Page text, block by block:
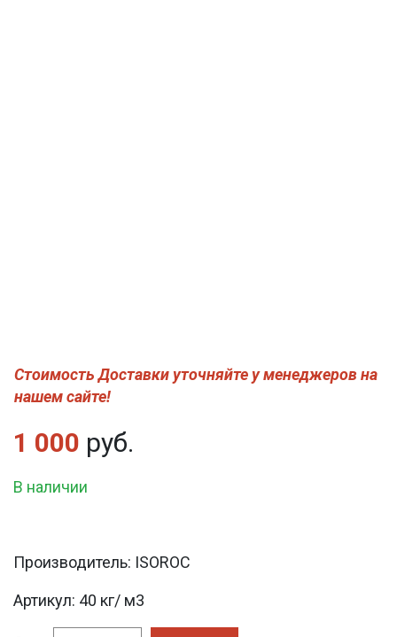
Стоимость Доставки уточняйте у менеджеров на
нашем сайте!
1 000 руб.
В наличии
Производитель: ISOROC
Артикул: 40 кг/ м3